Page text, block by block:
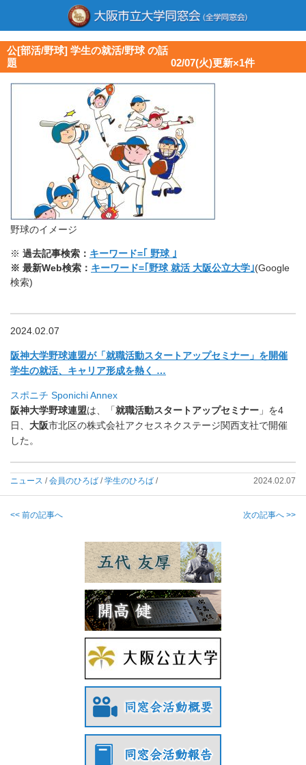
公[部活/野球] 学生の就活/野球 の話
題 02/07(火)更新×1件
野球のイメージ
※ 過去記事検索： キーワード=｢ 野球 ｣
※ 最新Web検索： キーワード=｢野球 就活 大阪公立大学｣(Google
検索)
2024.02.07
阪神大学野球連盟が「就職活動スタートアップセミナー」を開催
学生の就活、キャリア形成を熱く …
スポニチ Sponichi Annex
阪神大学野球連盟は、「就職活動スタートアップセミナー 」 を4
日、 大阪市北区の株式会社アクセスネクステージ関西支社で開催
した。
ニュース /会員のひろば /学生のひろば / 2024.02.07
<< 前の記事へ 次の記事へ >>